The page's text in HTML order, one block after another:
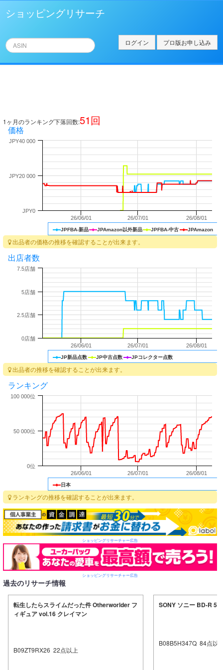
ショッピングリサーチ
ログイン プロ版お申し込み
1ヶ月のランキング下落回数:51回
価格
JPFBA-新品 JPAmazon以外新品 JPFBA-中古 JPAmazon
26/06/01 26/07/01 26/08/01
JPY20 000
JPY0
JPY40 000
出品者の価格の推移を確認することが出来ます。
出店者数
JP新品点数 JP中古点数 JPコレクター点数
26/06/01 26/07/01 26/08/01
0店舗
2.5店舗
5店舗
7.5店舗
出品者の推移を確認することが出来ます。
ランキング
日本
26/06/01 26/07/01 26/08/01
0位
50 000位
100 000位
ランキングの推移を確認することが出来ます。
ショッピングリサーチャー広告
ショッピングリサーチャー広告
過去のリサーチ情報
転生したらスライムだった件 Otherworlder フ
ィギュア vol.16 クレイマン
B09ZT9RX26 22点以上
SONY ソニー BD-R
B08B5H347Q 84点以